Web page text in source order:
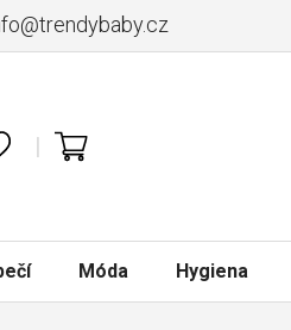
@trendybaby.cz
KOŠÍK
Móda Hygiena